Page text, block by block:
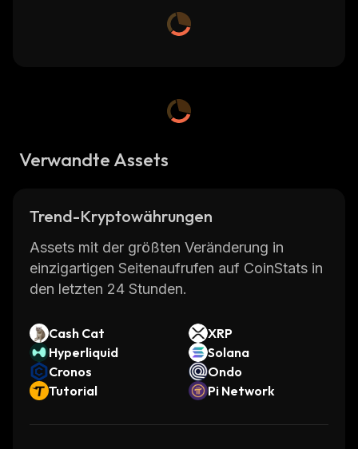
Verwandte Assets
Trend-Kryptowährungen
Assets mit der größten Veränderung in
einzigartigen Seitenaufrufen auf CoinStats in
den letzten 24 Stunden.
Cash Cat
XRP
Hyperliquid
Solana
Cronos
Ondo
Tutorial
Pi Network